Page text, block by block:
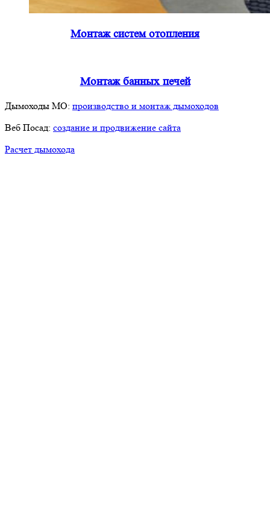
Монтаж систем отопления
Монтаж банных печей
Дымоходы МО: производство и монтаж дымоходов
Веб Посад: создание и продвижение сайта
Расчет дымохода